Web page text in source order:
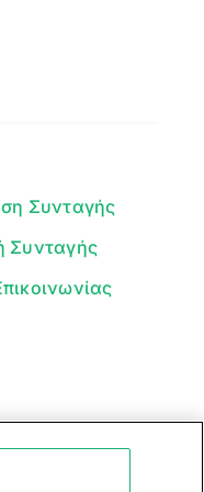
Συνταγής
Συνταγής